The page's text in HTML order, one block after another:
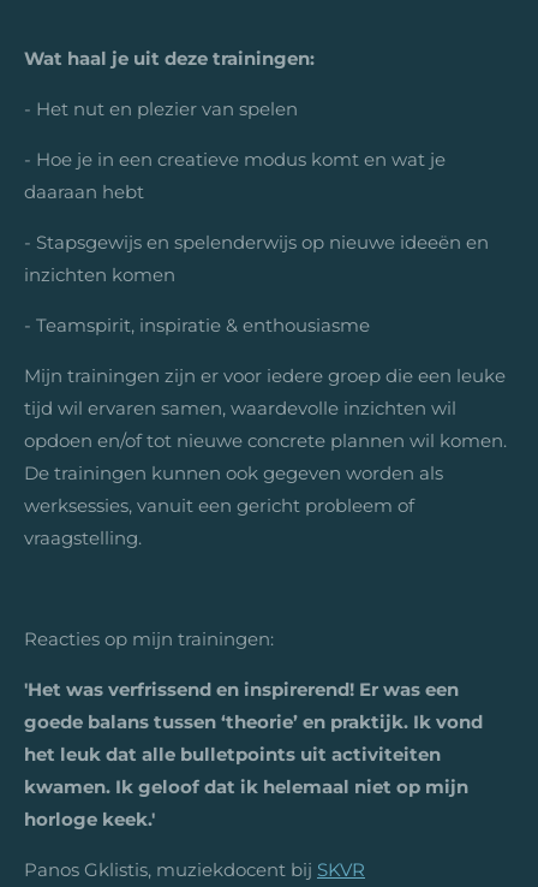
Wat haal je uit deze trainingen:
- Het nut en plezier van spelen
- Hoe je in een creatieve modus komt en wat je
daaraan hebt
- Stapsgewijs en spelenderwijs op nieuwe ideeën en
inzichten komen
- Teamspirit, inspiratie & enthousiasme
Mijn trainingen zijn er voor iedere groep die een leuke
tijd wil ervaren samen, waardevolle inzichten wil
opdoen en/of tot nieuwe concrete plannen wil komen.
De trainingen kunnen ook gegeven worden als
werksessies, vanuit een gericht probleem of
vraagstelling.
Reacties op mijn trainingen:
'Het was verfrissend en inspirerend! Er was een
goede balans tussen ‘theorie’ en praktijk. Ik vond
het leuk dat alle bulletpoints uit activiteiten
kwamen. Ik geloof dat ik helemaal niet op mijn
horloge keek.'
Panos Gklistis, muziekdocent bij SKVR